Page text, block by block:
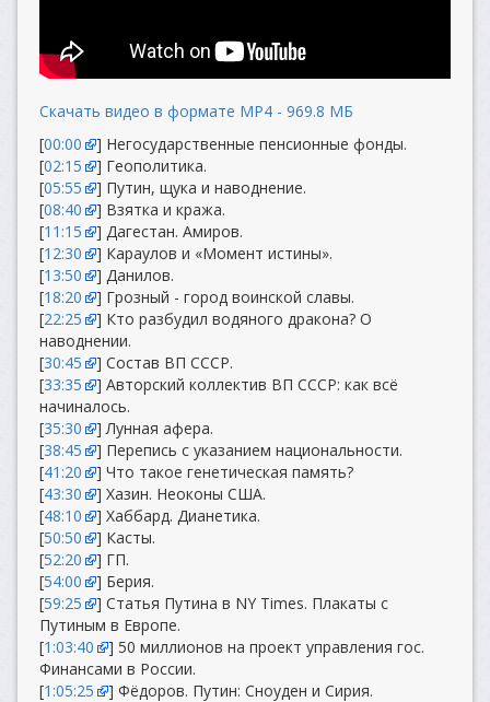
Скачать видео в формате MP4 - 969.8 МБ
[00:00
] Негосударственные пенсионные фонды.
[02:15
] Геополитика.
[05:55
] Путин, щука и наводнение.
[08:40
] Взятка и кража.
[11:15
] Дагестан. Амиров.
[12:30
] Караулов и «Момент истины».
[13:50
] Данилов.
[18:20
] Грозный - город воинской славы.
[22:25
] Кто разбудил водяного дракона? О
наводнении.
[30:45
] Состав ВП СССР.
[33:35
] Авторский коллектив ВП СССР: как всё
начиналось.
[35:30
] Лунная афера.
[38:45
] Перепись с указанием национальности.
[41:20
] Что такое генетическая память?
[43:30
] Хазин. Неоконы США.
[48:10
] Хаббард. Дианетика.
[50:50
] Касты.
[52:20
] ГП.
[54:00
] Берия.
[59:25
] Статья Путина в NY Times. Плакаты с
Путиным в Европе.
[1:03:40
] 50 миллионов на проект управления гос.
Финансами в России.
[1:05:25 ] Фёдоров. Путин: Сноуден и Сирия.